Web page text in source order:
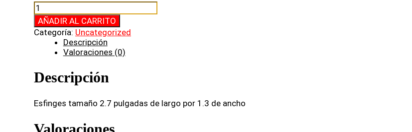
Esfinges
cantidad
AÑADIR AL CARRITO
Categoría: Uncategorized
Descripción
Valoraciones (0)
Descripción
Esfinges tamaño 2.7 pulgadas de largo por 1.3 de ancho